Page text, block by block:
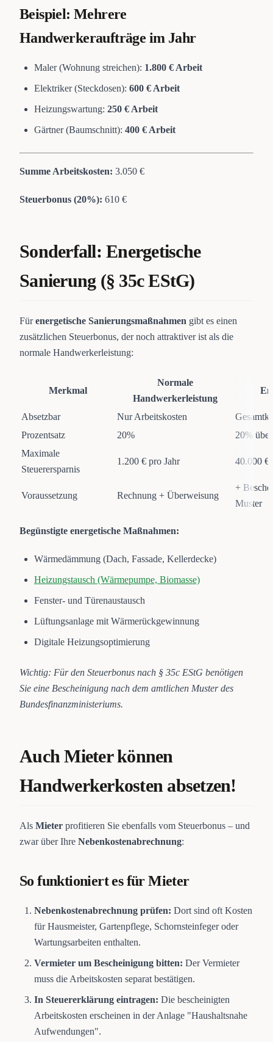
Beispiel: Mehrere
Handwerkeraufträge im Jahr
Maler (Wohnung streichen): 1.800 € Arbeit
Elektriker (Steckdosen): 600 € Arbeit
Heizungswartung: 250 € Arbeit
Gärtner (Baumschnitt): 400 € Arbeit
Summe Arbeitskosten: 3.050 €
Steuerbonus (20%): 610 €
Sonderfall: Energetische
Sanierung (§ 35c EStG)
Fürenergetische Sanierungsmaßnahmen gibt es einen
zusätzlichen Steuerbonus, der noch attraktiver ist als die
normale Handwerkerleistung:
Merkmal
Normale
Handwerkerleistung
Absetzbar Nur Arbeitskosten
Prozentsatz
20%
20%
Maximale
Steuerersparnis
1.200 € pro Jahr 40.000 €
Voraussetzung Rechnung + Überweisung
+
Muster
Begünstigte energetische Maßnahmen:
Wärmedämmung (Dach, Fassade, Kellerdecke)
Heizungstausch (Wärmepumpe, Biomasse)
Fenster- und Türenaustausch
Lüftungsanlage mit Wärmerückgewinnung
Digitale Heizungsoptimierung
Wichtig: Für den Steuerbonus nach § 35c EStG benötigen
Sie eine Bescheinigung nach dem amtlichen Muster des
Bundesfinanzministeriums.
Auch Mieter können
Handwerkerkosten absetzen!
Als Mieter profitieren Sie ebenfalls vom Steuerbonus – und
zwar über Ihre Nebenkostenabrechnung:
So funktioniert es für Mieter
Nebenkostenabrechnung prüfen: Dort sind oft Kosten
für Hausmeister, Gartenpflege, Schornsteinfeger oder
Wartungsarbeiten enthalten.
Vermieter um Bescheinigung bitten: Der Vermieter
muss die Arbeitskosten separat bestätigen.
In Steuererklärung eintragen: Die bescheinigten
Arbeitskosten erscheinen in der Anlage "Haushaltsnahe
Aufwendungen".